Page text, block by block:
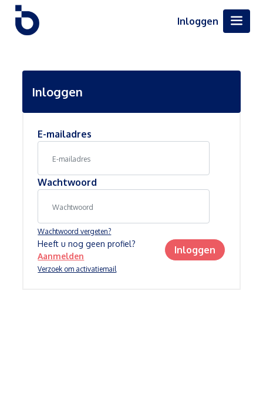
Inloggen
Inloggen
E-mailadres
Wachtwoord
Wachtwoord vergeten?
Verzoek om activatiemail
Heeft u nog geen profiel?
Aanmelden
Inloggen